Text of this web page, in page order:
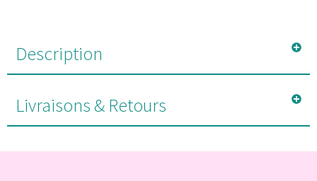
Description
Livraisons & Retours